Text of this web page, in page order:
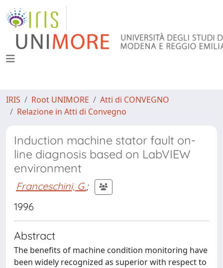
IRIS Root UNIMORE
Atti di CONVEGNO
Relazione in Atti di Convegno
Induction machine stator fault on-
line diagnosis based on LabVIEW
environment
Franceschini, G.;
1996
Abstract
The benefits of machine condition monitoring have
been widely recognized as superior with respect to